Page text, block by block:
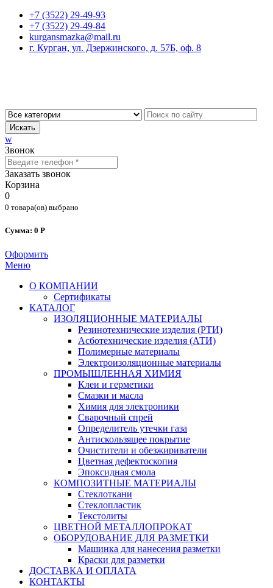
+7 (3522) 29-49-93
+7 (3522) 29-49-84
kurgansmazka@mail.ru
г. Курган, ул. Дзержинского, д. 57Б, оф. 8
Искать
w
Звонок
Заказать звонок
Корзина
0
0 товара(ов) выбрано
Сумма: 0 Р
Оформить
Меню
О КОМПАНИИ
Сертификаты
КАТАЛОГ
ИЗОЛЯЦИОННЫЕ МАТЕРИАЛЫ
Резинотехнические изделия (РТИ)
Асботехнические изделия (АТИ)
Полимерные материалы
Электроизоляционные материалы
ПРОМЫШЛЕННАЯ ХИМИЯ
Клеи и герметики
Смазки и масла
Химия для электроники
Сварочный спрей
Определитель утечки газа
Антискользящее покрытие
Очистители и обезжириватели
Цветная дефектоскопия
Эпоксидная смола
КОМПОЗИТНЫЕ МАТЕРИАЛЫ
Стеклоткани
Стеклопластик
Текстолиты
ЦВЕТНОЙ МЕТАЛЛОПРОКАТ
ОБОРУДОВАНИЕ ДЛЯ РАЗМЕТКИ
Машинка для нанесения разметки
Краски для разметки
ДОСТАВКА И ОПЛАТА
КОНТАКТЫ